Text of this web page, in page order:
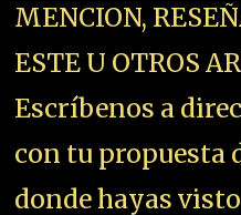
MENCION,
ESTE U OTROS
Escríbenos a
con tu propuesta
donde hayas